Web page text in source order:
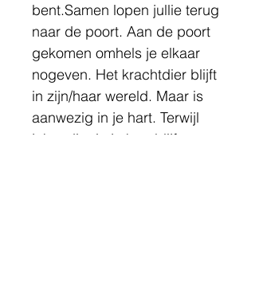
bent.Samen lopen jullie terug
naar de poort. Aan de poort
gekomen omhels je elkaar
nogeven. Het krachtdier blijft
in zijn/haar wereld. Maar is
aanwezig in je hart. Terwijl
jehet dier in je hart blijft